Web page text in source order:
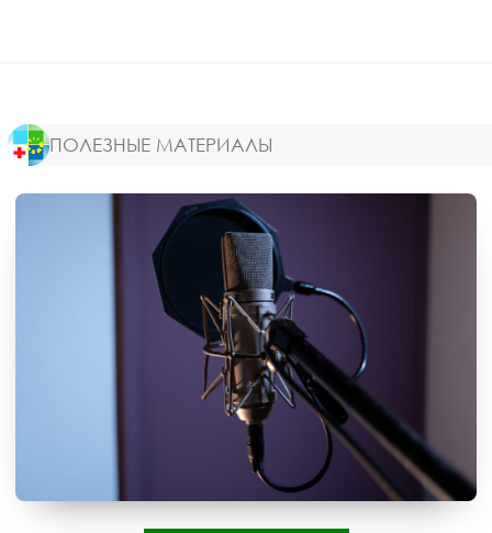
ПОЛЕЗНЫЕ МАТЕРИАЛЫ